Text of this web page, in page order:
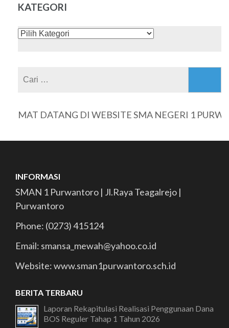
KATEGORI
KATEGORI
DATANG DI WEBSITE SMA NEGERI 1
INFORMASI
SMAN 1 Purwantoro | Jl.Raya Teagalrejo |
Purwantoro
Phone: (0273) 415124
Email: smansa_mewah@yahoo.co.id
Website: www.sman1purwantoro.sch.id
BERITA TERBARU
Laporan Rekapitulasi Realisasi Penggunaan Dana
BOS Reguler Tahap 1 Tahun 2026